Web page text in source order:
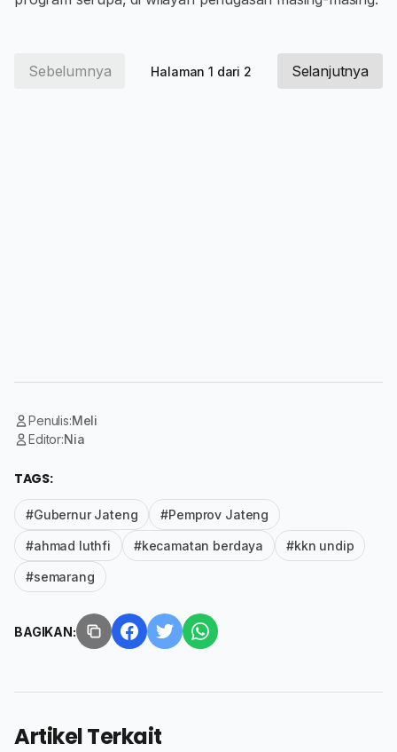
Sebelumnya Halaman 1 dari 2 Selanjutnya
Penulis:Meli
Editor:Nia
TAGS:
#Gubernur Jateng #Pemprov Jateng
#ahmad luthfi #kecamatan berdaya #kkn undip
#semarang
BAGIKAN:
Artikel Terkait